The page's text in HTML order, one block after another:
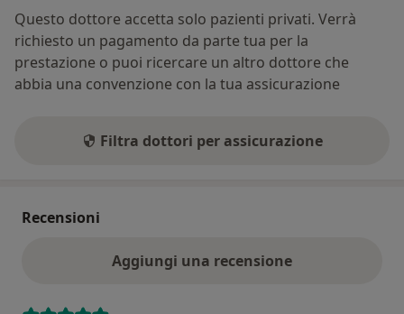
Questo dottore accetta solo pazienti privati. Verrà
richiesto un pagamento da parte tua per la
prestazione o puoi ricercare un altro dottore che
abbia una convenzione con la tua assicurazione
Filtra dottori per assicurazione
Recensioni
Aggiungi una recensione